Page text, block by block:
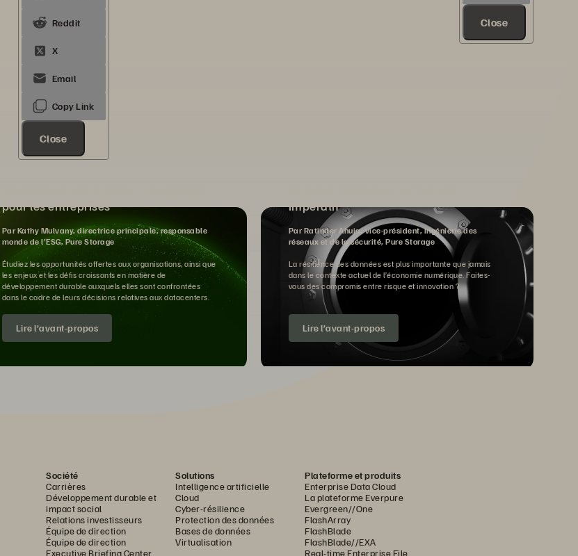
Close
Close
pour les entreprises
Par Kathy Mulvany, directrice principale, responsable
monde de l’ESG, Pure Storage
Étudiez les opportunités offertes aux organisations, ainsi que
les enjeux et les défis croissants en matière de
développement durable auxquels elles sont confrontées
dans le cadre de leurs décisions relatives aux datacenters.
Lire l’avant-propos
impératif
Par Ratinder Ahuja, vice-président, ingénierie des
réseaux et de la sécurité, Pure Storage
La résilience des données est plus importante que jamais
dans le contexte actuel de l’économie numérique. Faites-
vous des compromis entre risque et innovation ?
Lire l’avant-propos
Société
Carrières
Développement durable et
impact social
Relations investisseurs
Équipe de direction
Équipe de direction
Executive Briefing Center
Solutions
Intelligence artificielle
Cloud
Cyber-résilience
Protection des données
Bases de données
Virtualisation
Plateforme et produits
Enterprise Data Cloud
La plateforme Everpure
Evergreen//One
FlashArray
FlashBlade
FlashBlade//EXA
Real-time Enterprise File